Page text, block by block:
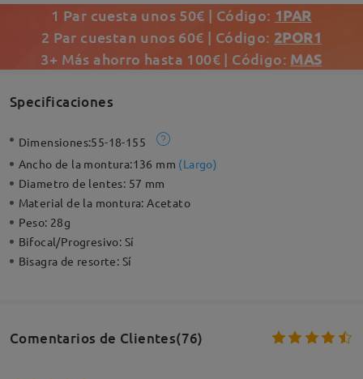
1 Par cuesta unos 50€ | Código: 1PAR
2 Par cuestan unos 60€ | Código: 2POR1
3+ Más ahorro hasta 100€ | Código: MAS
Specificaciones
Dimensiones:55-18-155
Ancho de la montura:136 mm (Largo)
Diametro de lentes: 57 mm
Material de la montura:Acetato
Peso: 28g
Bifocal/Progresivo: Sí
Bisagra de resorte: Sí
Comentarios de Clientes(76)